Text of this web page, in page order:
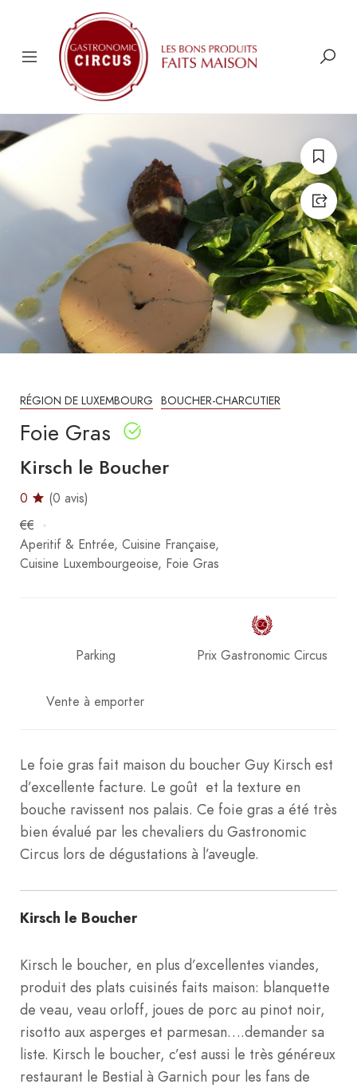
RÉGION DE LUXEMBOURG BOUCHER-CHARCUTIER
Foie Gras
Kirsch le Boucher
0
(0 avis)
€€
Aperitif & Entrée Cuisine Française
Cuisine Luxembourgeoise Foie Gras
Parking Prix Gastronomic Circus
Vente à emporter
Le foie gras fait maison du boucher Guy Kirsch est
d’excellente facture. Le goût et la texture en
bouche ravissent nos palais. Ce foie gras a été très
bien évalué par les chevaliers du Gastronomic
Circus lors de dégustations à l’aveugle.
Kirsch le Boucher
Kirsch le boucher, en plus d’excellentes viandes,
produit des plats cuisinés faits maison: blanquette
de veau, veau orloff, joues de porc au pinot noir,
risotto aux asperges et parmesan….demander sa
liste. Kirsch le boucher, c’est aussi le très généreux
restaurant le Bestial à Garnich pour les fans de